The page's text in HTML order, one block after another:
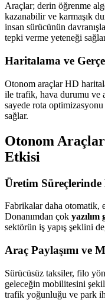
Araçlar; derin öğrenme
kazanabilir ve karmaşık
insan sürücünün
tepki verme yeteneği
Haritalama ve
Otonom araçlar HD
ile trafik, hava durumu ve
sayede rota
sağlar.
Otonom
Etkisi
Üretim
Fabrikalar daha otomatik,
Donanımdan çok
sektörün iş yapış şeklini
Araç Paylaşımı ve
Sürücüsüz taksiler, filo
geleceğin mobilitesini
trafik yoğunluğu ve park